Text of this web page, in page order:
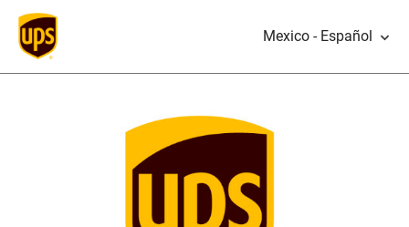
Mexico - Español